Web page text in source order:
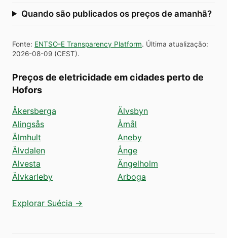
Quando são publicados os preços de amanhã?
Fonte: ENTSO-E Transparency Platform. Última atualização:
2026-08-09 (CEST).
Preços de eletricidade em cidades perto de
Hofors
Åkersberga
Alingsås
Älmhult
Älvdalen
Alvesta
Älvkarleby
Älvsbyn
Åmål
Aneby
Ånge
Ängelholm
Arboga
Explorar Suécia →